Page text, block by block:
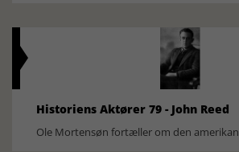
Historiens Aktører 79 - John Reed
Ole Mortensøn fortæller om den